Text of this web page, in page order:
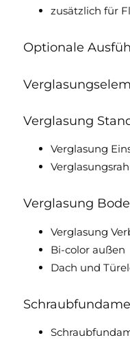
zusätzlich für
Optionale
Verglasung
Verglasung
Verglasung
Verglasung
Bi-color außen
Dach und